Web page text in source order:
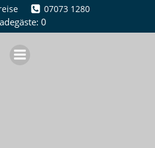
Zum
Inhalt
springen
07073 1280
0